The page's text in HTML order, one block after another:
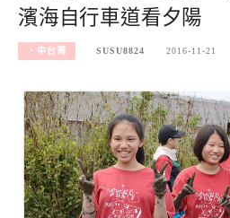
濱海自行車道看夕陽
‧中台灣 SUSU8824 2016-11-21